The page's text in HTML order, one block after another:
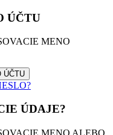
ÚČTU
MENO
ÚDAJE?
MENO ALEBO